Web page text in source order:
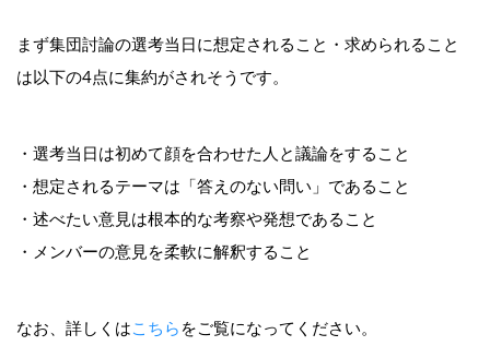
まず集団討論の選考当日に想定されること・求められること
は以下の4点に集約がされそうです。
・選考当日は初めて顔を合わせた人と議論をすること
・想定されるテーマは「答えのない問い」であること
・述べたい意見は根本的な考察や発想であること
・メンバーの意見を柔軟に解釈すること
なお、詳しくはこちら をご覧になってください。